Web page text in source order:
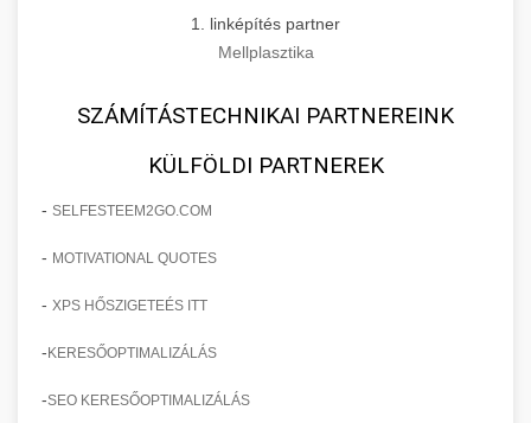
1. linképítés partner
Mellplasztika
SZÁMÍTÁSTECHNIKAI PARTNEREINK
KÜLFÖLDI PARTNEREK
- SELFESTEEM2GO.COM
- MOTIVATIONAL QUOTES
- XPS HŐSZIGETEÉS ITT
- KERESŐOPTIMALIZÁLÁS
-SEO KERESŐOPTIMALIZÁLÁS